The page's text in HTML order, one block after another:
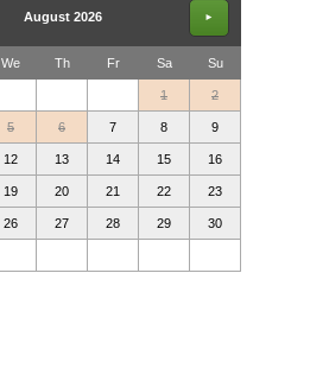
►
August 2026
We Th Fr Sa Su
1 2
5 6 7 8 9
12 13 14 15 16
19 20 21 22 23
26 27 28 29 30